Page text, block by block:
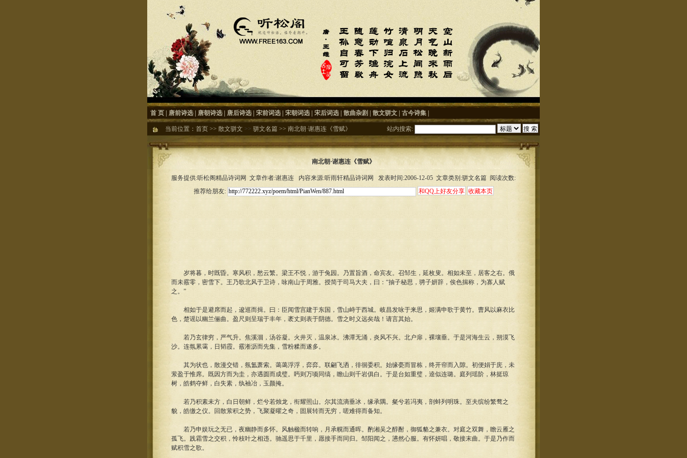
首 页 唐前诗选 唐朝诗选 唐后诗选 宋前词选 宋朝词选 宋后词选 散曲杂剧 散文骈文 古今诗集
当前位置： 首页 >> 散文骈文 >> 骈文名篇 >> 南北朝·谢惠连《雪赋》 站内搜索:
南北朝·谢惠连《雪赋》
服务提供:听松阁精品诗词网 文章作者:谢惠连 内容来源:听雨轩精品诗词网 发表时间:2006-12-05 文章类别:骈文名篇 阅读次数:
推荐给朋友:
岁将暮，时既昏。寒风积，愁云繁。梁王不悦，游于兔园。乃置旨酒，命宾友。召邹生，延枚叟。相如未至，居客之右。俄
而未霰零，密雪下。王乃歌北风于卫诗，咏南山于周雅。授简于司马大夫，曰：“抽子秘思，骋子妍辞，俟色揣称，为寡人赋
之。”
相如于是避席而起，逡巡而揖。曰：臣闻雪宫建于东国，雪山峙于西城。岐昌发咏于来思，姬满申歌于黄竹。曹风以麻衣比
色，楚谣以幽兰俪曲。盈尺则呈瑞于丰年，袤丈则表于阴德。雪之时义远矣哉！请言其始。
若乃玄律穷，严气升。焦溪涸，汤谷凝。火井灭，温泉冰。沸潭无涌，炎风不兴。北户扉，裸壤垂。于是河海生云，朔漠飞
沙。连氛累霭，日韬霞。霰淅沥而先集，雪粉糅而遂多。
其为状也，散漫交错，氛氲萧索。蔼蔼浮浮，弈弈。联翩飞洒，徘徊委积。始缘甍而冒栋，终开帘而入隙。初便娟于庑，未
萦盈于惟席。既因方而为圭，亦遇圆而成璧。眄则万顷同缟，瞻山则千岩俱白。于是台如重璧，逵似连璐。庭列瑶阶，林挺琼
树，皓鹤夺鲜，白失素，纨袖冶，玉颜掩。
若乃积素未方，白日朝鲜，烂兮若烛龙，衔耀照山。尔其流滴垂冰，缘承隅。粲兮若冯夷，剖蚌列明珠。至夫缤纷繁骛之
貌，皓缴之仪。回散萦积之势，飞聚凝曜之奇，固展转而无穷，嗟难得而备知。
若乃申娱玩之无已，夜幽静而多怀。风触楹而转响，月承幌而通晖。酌湘吴之醇酎，御狐貉之兼衣。对庭之双舞，瞻云雁之
孤飞。践霜雪之交积，怜枝叶之相违。驰遥思于千里，愿接手而同归。邹阳闻之，懑然心服。有怀妍唱，敬接末曲。于是乃作而
赋积雪之歌。